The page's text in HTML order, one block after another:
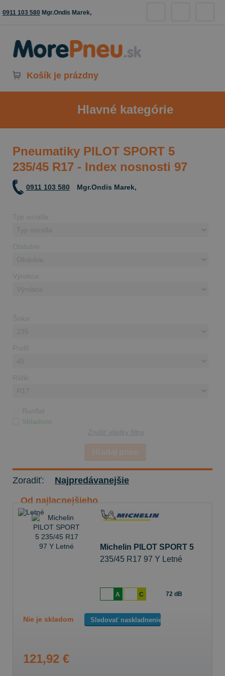
0911 103 580 Mgr.Ondis Marek,
Košík je prázdny
Hlavné kategórie
Pneumatiky PILOT SPORT 5
235/45 R17 - Index nosnosti 97
0911 103 580 Mgr.Ondis Marek,
Typ vozidla:
Obdobie:
Výrobca:
Šírka:
Profil:
Ráfik:
Runflat
Skladom
Zrušiť všetky filtre
Zoradiť:
Najpredávanejšie
Od najlacnejšieho
Michelin PILOT SPORT 5
235/45 R17 97 Y Letné
A C 72 dB
Nie je skladom Sledovať naskladnenie
121,92 €